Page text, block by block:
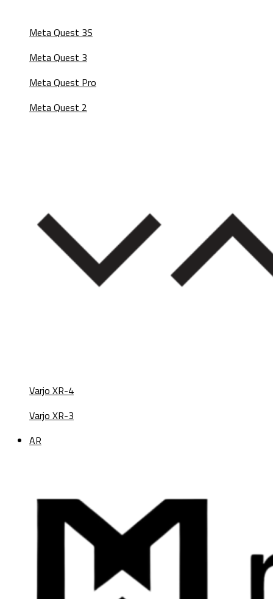
Meta Quest 3S
Meta Quest 3
Meta Quest Pro
Meta Quest 2
Varjo XR-4
Varjo XR-3
AR